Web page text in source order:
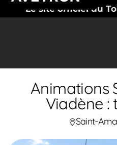
Le site officiel du
Animations
Viadène :
Saint-